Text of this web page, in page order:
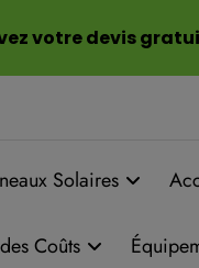
Solaires
Coûts
votre devis